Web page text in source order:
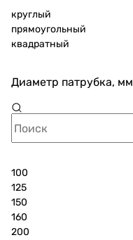
круглый
прямоугольный
квадратный
Диаметр патрубка, мм
100
125
150
160
200